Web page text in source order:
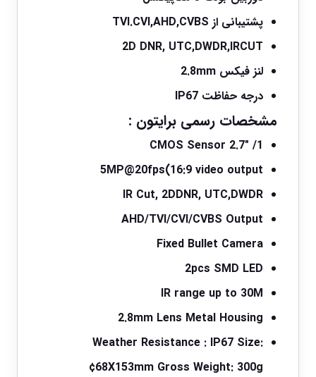
پشتیبانی از TVI.CVI,AHD,CVBS
2D DNR, UTC,DWDR,IRCUT
لنز فیکس 2.8mm
درجه حفاظت IP67
مشخصات رسمی برایتون :
1/ 2.7″ CMOS Sensor
5MP@20fps(16:9 video output
IR Cut, 2DDNR, UTC,DWDR
AHD/TVI/CVI/CVBS Output
Fixed Bullet Camera
2pcs SMD LED
IR range up to 30M
2.8mm Lens Metal Housing
Weather Resistance : IP67 Size:
¢68X153mm Gross Weight: 300g